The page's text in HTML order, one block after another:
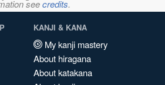
seecredits.
KANJI & KANA
My kanji mastery
About hiragana
About katakana